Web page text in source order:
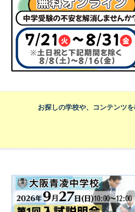
お探しの学校や、コンテンツを